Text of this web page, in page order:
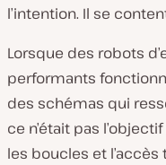
l’intention. Il se
Lorsque des robots
performants
des schémas qui
ce n’était pas
les boucles et